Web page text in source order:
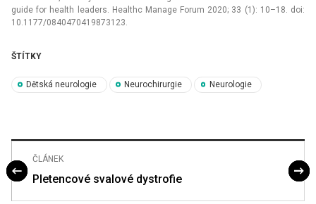
guide for health leaders. Healthc Manage Forum 2020; 33 (1): 10–18. doi:
10.1177/0840470419873123.
ŠTÍTKY
Dětská neurologie Neurochirurgie Neurologie
ČLÁNEK
Pletencové svalové dystrofie